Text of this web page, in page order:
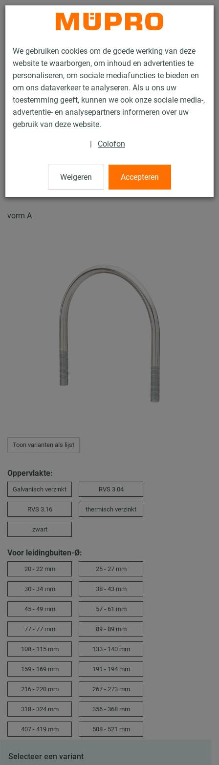
We gebruiken cookies om de goede werking van deze
website te waarborgen, om inhoud en advertenties te
personaliseren, om sociale mediafuncties te bieden en
om ons dataverkeer te analyseren. Als u ons uw
toestemming geeft, kunnen we ook onze sociale media-,
advertentie- en analysepartners informeren over uw
gebruik van deze website.
| Colofon
Weigeren Accepteren
Contact
Producten Bevestigingstechniek
Thermisch verzinkte producten
Thermisch verzinkte buisklemmen
Krambeugels volgens DIN 3570
Krambeugels volgens DIN
3570
vorm A
Toon varianten als lijst
Oppervlakte:
Galvanisch verzinkt RVS 3.04
RVS 3.16 thermisch verzinkt
zwart
Voor leidingbuiten-Ø:
20 - 22 mm 25 - 27 mm
30 - 34 mm 38 - 43 mm
45 - 49 mm 57 - 61 mm
77 - 77 mm 89 - 89 mm
108 - 115 mm 133 - 140 mm
159 - 169 mm 191 - 194 mm
216 - 220 mm 267 - 273 mm
318 - 324 mm 356 - 368 mm
407 - 419 mm 508 - 521 mm
Selecteer een variant